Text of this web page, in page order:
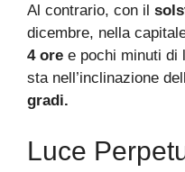
Al contrario, con il
dicembre, nella
4 ore e pochi minuti di
sta nell’inclinazione
gradi.
Luce